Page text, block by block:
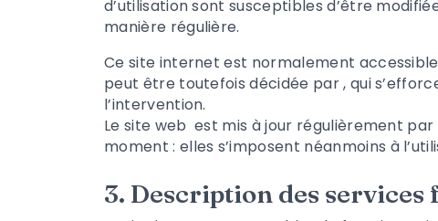
d’utilisation sont susceptibles d’être
manière régulière.
Ce site internet est normalement
peut être toutefois décidée par, qui
l’intervention.
Le site web est mis à jour régulièrement par
moment : elles s’imposent néanmoins à
3. Description des services